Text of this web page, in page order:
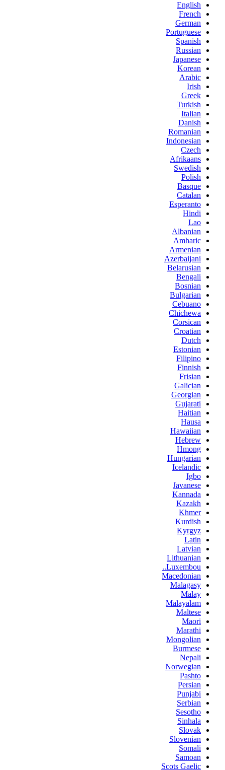
English
French
German
Portuguese
Spanish
Russian
Japanese
Korean
Arabic
Irish
Greek
Turkish
Italian
Danish
Romanian
Indonesian
Czech
Afrikaans
Swedish
Polish
Basque
Catalan
Esperanto
Hindi
Lao
Albanian
Amharic
Armenian
Azerbaijani
Belarusian
Bengali
Bosnian
Bulgarian
Cebuano
Chichewa
Corsican
Croatian
Dutch
Estonian
Filipino
Finnish
Frisian
Galician
Georgian
Gujarati
Haitian
Hausa
Hawaiian
Hebrew
Hmong
Hungarian
Icelandic
Igbo
Javanese
Kannada
Kazakh
Khmer
Kurdish
Kyrgyz
Latin
Latvian
Lithuanian
Luxembou..
Macedonian
Malagasy
Malay
Malayalam
Maltese
Maori
Marathi
Mongolian
Burmese
Nepali
Norwegian
Pashto
Persian
Punjabi
Serbian
Sesotho
Sinhala
Slovak
Slovenian
Somali
Samoan
Scots Gaelic